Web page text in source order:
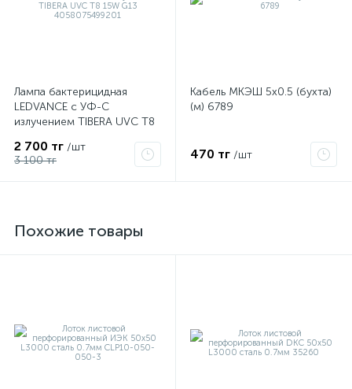
Лампа бактерицидная
LEDVANCE с УФ-С
излучением TIBERA UVC T8
2 700 тг /шт
3 100 тг
Кабель МКЭШ 5х0.5 (бухта)
(м) 6789
470 тг /шт
Похожие товары